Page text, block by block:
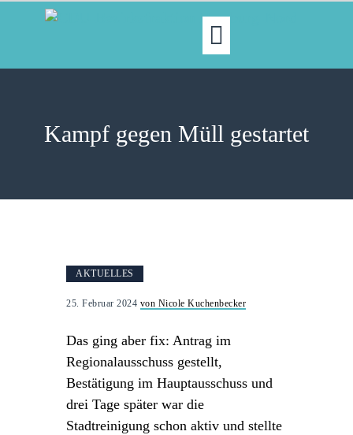
Kampf gegen Müll gestartet
AKTUELLES
AKTUELLES
25. Februar 2024 von Nicole Kuchenbecker
Das ging aber fix: Antrag im
Regionalausschuss gestellt,
Bestätigung im Hauptausschuss und
drei Tage später war die
Stadtreinigung schon aktiv und stellte